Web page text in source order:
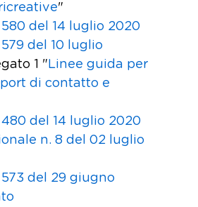
"
del 14 luglio 2020
del 10 luglio
1 "Linee guida per
di contatto e
del 14 luglio 2020
n. 8 del 02 luglio
del 29 giugno